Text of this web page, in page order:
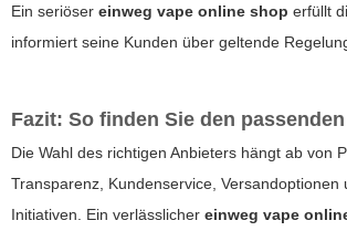
Ein seriöser einweg vape online shop erfüllt
informiert seine Kunden über geltende
Fazit: So finden Sie den
Die Wahl des richtigen Anbieters hängt ab von
Transparenz, Kundenservice, Versandoptionen
Initiativen. Ein verlässlicher einweg vape